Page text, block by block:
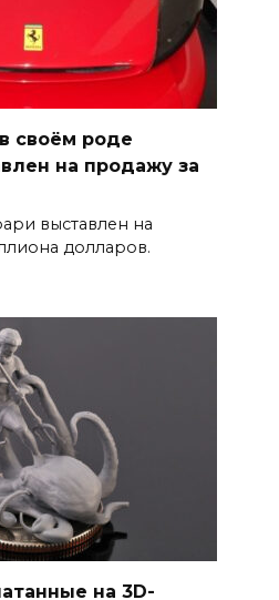
своём роде
на продажу за
выставлен на
долларов.
на 3D-